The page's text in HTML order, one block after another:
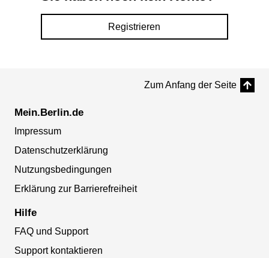
Registrieren
Zum Anfang der Seite
Mein.Berlin.de
Impressum
Datenschutzerklärung
Nutzungsbedingungen
Erklärung zur Barrierefreiheit
Hilfe
FAQ und Support
Support kontaktieren